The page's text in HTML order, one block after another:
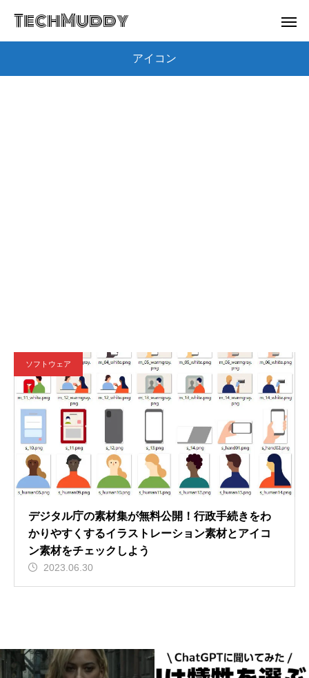
TechMuddy
アイコン
ソフトウェア
デジタル庁の素材集が無料公開！行政手続きをわ
かりやすくするイラストレーション素材とアイコ
ン素材をチェックしよう
2023.06.30